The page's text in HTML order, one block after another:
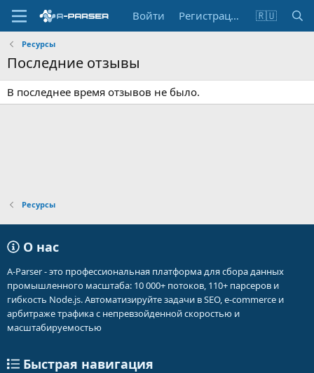
Войти Регистрация 🇷🇺
Ресурсы
Последние отзывы
В последнее время отзывов не было.
Ресурсы
О нас
A-Parser - это профессиональная платформа для сбора данных
промышленного масштаба: 10 000+ потоков, 110+ парсеров и
гибкость Node.js. Автоматизируйте задачи в SEO, e-commerce и
арбитраже трафика с непревзойденной скоростью и
масштабируемостью
Быстрая навигация